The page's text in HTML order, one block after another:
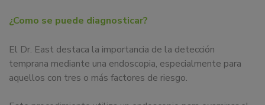
¿Como se puede diagnosticar?
El Dr. East destaca la importancia de la detección
temprana mediante una endoscopia, especialmente para
aquellos con tres o más factores de riesgo.